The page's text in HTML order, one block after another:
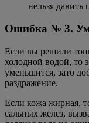
нельзя
Ошибка № 3.
Если вы решили
холодной водой, то
уменьшится, зато
раздражение.
Если кожа жирная,
сальных желез,